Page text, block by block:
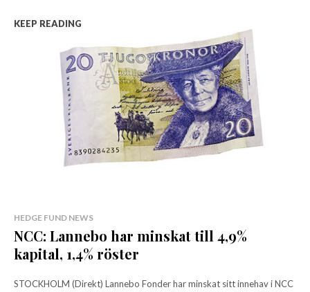
KEEP READING
HEDGE FUND NEWS
NCC: Lannebo har minskat till 4,9%
kapital, 1,4% röster
STOCKHOLM (Direkt) Lannebo Fonder har minskat sitt innehav i NCC